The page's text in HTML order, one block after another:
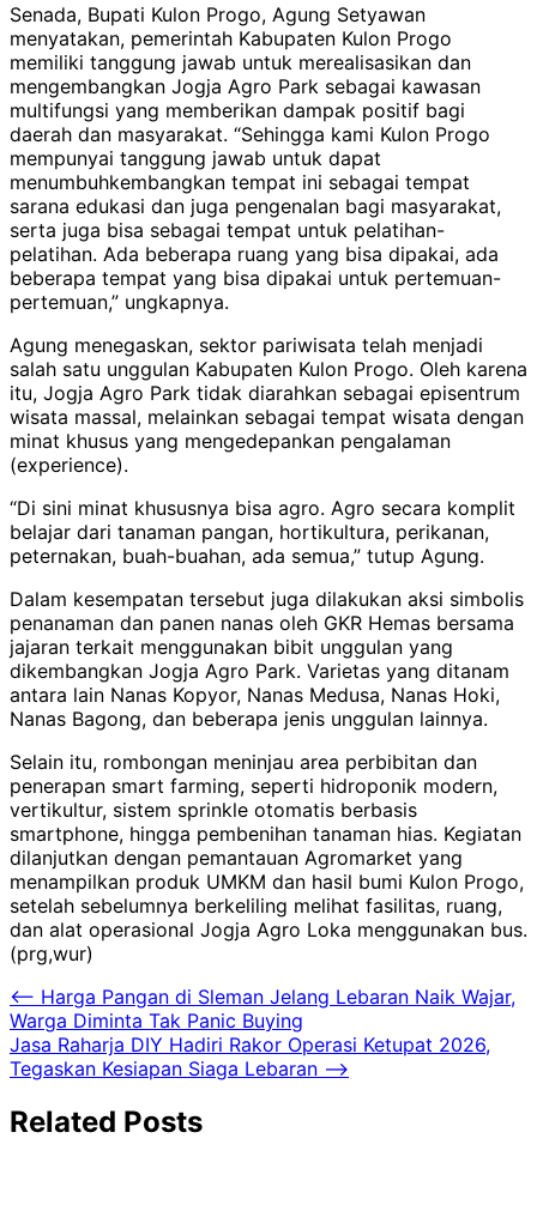
Senada, Bupati Kulon Progo, Agung Setyawan
menyatakan, pemerintah Kabupaten Kulon Progo
memiliki tanggung jawab untuk merealisasikan dan
mengembangkan Jogja Agro Park sebagai kawasan
multifungsi yang memberikan dampak positif bagi
daerah dan masyarakat. “Sehingga kami Kulon Progo
mempunyai tanggung jawab untuk dapat
menumbuhkembangkan tempat ini sebagai tempat
sarana edukasi dan juga pengenalan bagi masyarakat,
serta juga bisa sebagai tempat untuk pelatihan-
pelatihan. Ada beberapa ruang yang bisa dipakai, ada
beberapa tempat yang bisa dipakai untuk pertemuan-
pertemuan,” ungkapnya.
Agung menegaskan, sektor pariwisata telah menjadi
salah satu unggulan Kabupaten Kulon Progo. Oleh karena
itu, Jogja Agro Park tidak diarahkan sebagai episentrum
wisata massal, melainkan sebagai tempat wisata dengan
minat khusus yang mengedepankan pengalaman
(experience).
“Di sini minat khususnya bisa agro. Agro secara komplit
belajar dari tanaman pangan, hortikultura, perikanan,
peternakan, buah-buahan, ada semua,” tutup Agung.
Dalam kesempatan tersebut juga dilakukan aksi simbolis
penanaman dan panen nanas oleh GKR Hemas bersama
jajaran terkait menggunakan bibit unggulan yang
dikembangkan Jogja Agro Park. Varietas yang ditanam
antara lain Nanas Kopyor, Nanas Medusa, Nanas Hoki,
Nanas Bagong, dan beberapa jenis unggulan lainnya.
Selain itu, rombongan meninjau area perbibitan dan
penerapan smart farming, seperti hidroponik modern,
vertikultur, sistem sprinkle otomatis berbasis
smartphone, hingga pembenihan tanaman hias. Kegiatan
dilanjutkan dengan pemantauan Agromarket yang
menampilkan produk UMKM dan hasil bumi Kulon Progo,
setelah sebelumnya berkeliling melihat fasilitas, ruang,
dan alat operasional Jogja Agro Loka menggunakan bus.
(prg,wur)
Navigasi
pos
⟵ Harga Pangan di Sleman Jelang Lebaran Naik Wajar,
Warga Diminta Tak Panic Buying
Jasa Raharja DIY Hadiri Rakor Operasi Ketupat 2026,
Tegaskan Kesiapan Siaga Lebaran ⟶
Related Posts